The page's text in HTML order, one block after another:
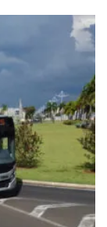
e de
– 5